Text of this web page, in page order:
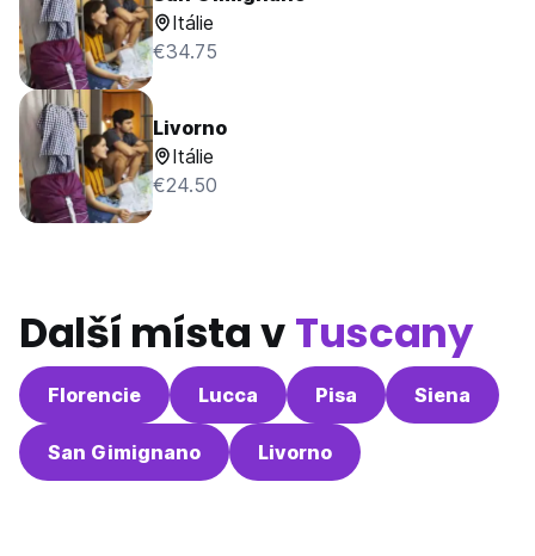
Itálie
€34.75
Livorno
Itálie
€24.50
Další místa vTuscany
Florencie Lucca Pisa Siena
San Gimignano Livorno